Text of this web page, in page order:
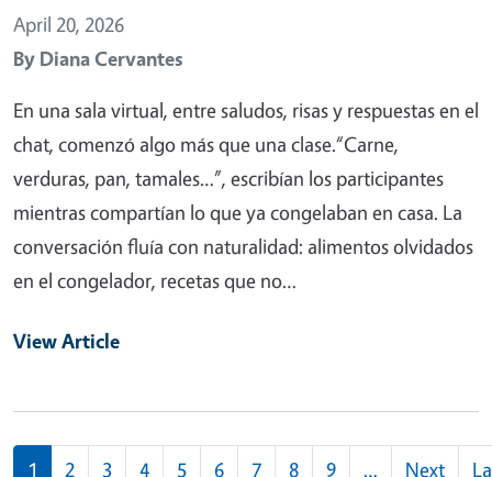
April 20, 2026
By Diana Cervantes
En una sala virtual, entre saludos, risas y respuestas en el
chat, comenzó algo más que una clase.“Carne,
verduras, pan, tamales…”, escribían los participantes
mientras compartían lo que ya congelaban en casa. La
conversación fluía con naturalidad: alimentos olvidados
en el congelador, recetas que no…
View Article
Pagination
1 2 3 4 5 6 7 8 9 …
Next